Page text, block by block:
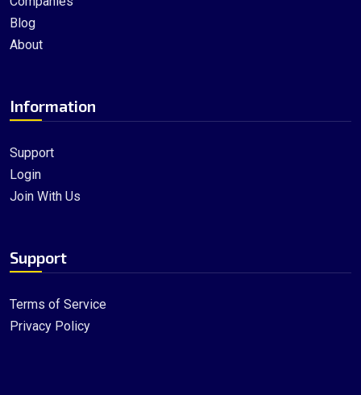
Blog
About
Information
Support
Login
Join With Us
Support
Terms of Service
Privacy Policy